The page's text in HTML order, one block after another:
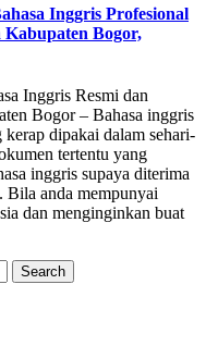
Inggris Profesional
Bogor,
Inggris Resmi dan
Bogor – Bahasa inggris
kerap dipakai dalam sehari-
tertentu yang
inggris supaya diterima
Bila anda mempunyai
dan menginginkan buat